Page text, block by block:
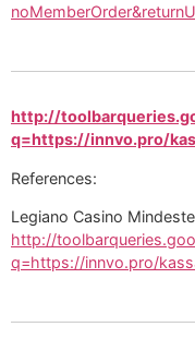
http://
q=https://innvo.pro/
References:
Legiano Casino
http://
q=https://innvo.pro/